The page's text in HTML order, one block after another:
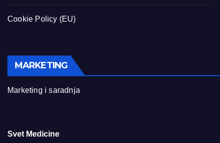
Cookie Policy (EU)
MARKETING
Marketing i saradnja
Svet Medicine